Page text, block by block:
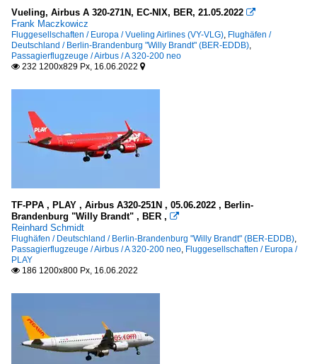
Vueling, Airbus A 320-271N, EC-NIX, BER, 21.05.2022 
Frank Maczkowicz
Fluggesellschaften / Europa / Vueling Airlines (VY-VLG) Flughäfen /
Deutschland / Berlin-Brandenburg "Willy Brandt" (BER-EDDB)
Passagierflugzeuge / Airbus / A 320-200 neo
 232 1200x829 Px, 16.06.2022 
TF-PPA , PLAY , Airbus A320-251N , 05.06.2022 , Berlin-
Brandenburg "Willy Brandt" , BER , 
Reinhard Schmidt
Flughäfen / Deutschland / Berlin-Brandenburg "Willy Brandt" (BER-EDDB)
Passagierflugzeuge / Airbus / A 320-200 neo Fluggesellschaften / Europa /
PLAY
 186 1200x800 Px, 16.06.2022